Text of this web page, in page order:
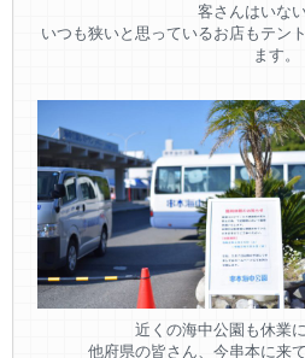
客さんはいない
いつも狭いと思っているお店もテン
ます。
近くの海中公園も休業
他府県の皆さん、今串本に来